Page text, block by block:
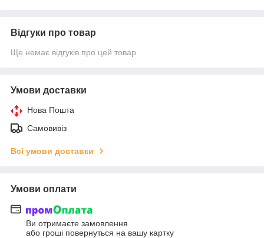
Відгуки про товар
Ще немає відгуків про цей товар
Умови доставки
Нова Пошта
Самовивіз
Всі умови доставки
Умови оплати
Ви отримаєте замовлення
або гроші повернуться на вашу картку